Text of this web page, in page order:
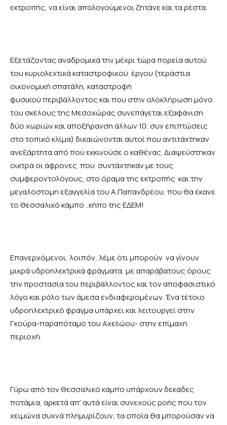
εκτροπής, να είναι απολογούμενοι ζητάνε και τα ρέστα.
Εξετάζοντας αναδρομικά την μέχρι τώρα πορεία αυτού
του κυριολεχτικά καταστροφικού έργου (τεράστια
οικονομική σπατάλη, καταστροφή
φυσικού περιβάλλοντος και που στην ολοκλήρωση μόνο
του σκέλους της Μεσοχώρας συνεπάγεται εξαφάνιση
δύο χωριών και αποξήρανση άλλων 10, συν επιπτώσεις
στο τοπικό κλίμα) δικαιώνονται αυτοί που αντιτάχτηκαν
ανεξάρτητα από πού εκκινούσε ο καθένας. Διαψεύστηκαν
οικτρά οι άφρονες που συντάχτηκαν με τους
συμφεροντολόγους, στο όραμα της εκτροπής και την
μεγαλόστομη εξαγγελία του Α.Παπανδρέου, που θα έκανε
το θεσσαλικό κάμπο ..κήπο της ΕΔΕΜ!
Επανερχόμενοι, λοιπόν, λέμε ότι μπορούν να γίνουν
μικρά υδροηλεκτρικά φράγματα, με απαράβατους όρους
την προστασία του περιβάλλοντος και τον αποφασιστικό
λόγο και ρόλο των άμεσα ενδιαφερομένων. Ένα τέτοιο
υδροηλεκτρικό φράγμα υπάρχει και λειτουργεί στην
Γκούρα-παραπόταμο του Αχελώου- στην επίμαχη
περιοχή.
Γύρω από τον θεσσαλικό κάμπο υπάρχουν δεκάδες
ποτάμια, αρκετά απ’ αυτά είναι συνεχούς ροής που τον
χειμώνα συχνά πλημυρίζουν, τα οποία θα μπορούσαν να